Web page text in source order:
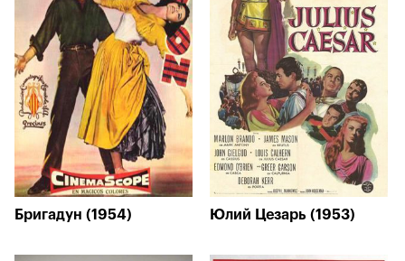
Бригадун (1954) Юлий Цезарь (1953)